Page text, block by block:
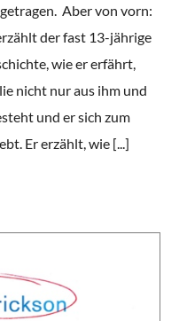
Aber von vorn:
der fast 13-jährige
wie er erfährt,
nicht nur aus ihm und
und er sich zum
Er erzählt, wie [...]